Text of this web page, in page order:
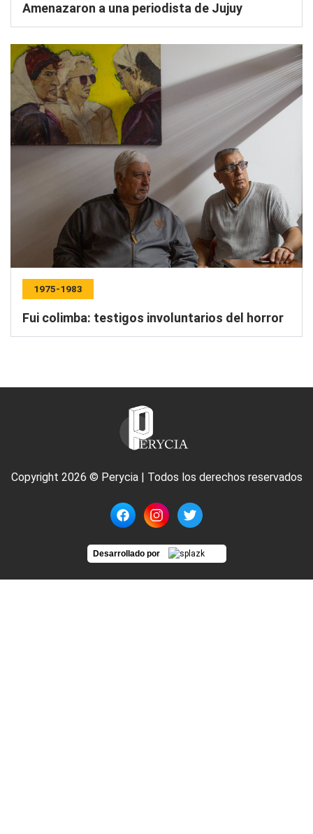
Amenazaron a una periodista de Jujuy
1975-1983
Fui colimba: testigos involuntarios del horror
Copyright 2026 © Perycia | Todos los derechos reservados
Desarrollado por